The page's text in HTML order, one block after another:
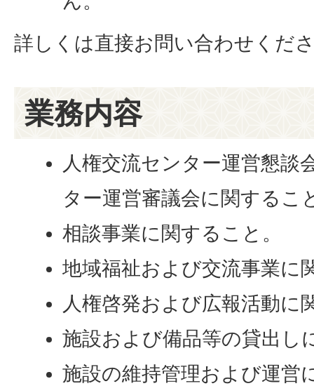
詳しくは直接お問い合わせくだ
業務内容
人権交流センター運営懇談
ター運営審議会に関するこ
相談事業に関すること。
地域福祉および交流事業に
人権啓発および広報活動に
施設および備品等の貸出し
施設の維持管理および運営